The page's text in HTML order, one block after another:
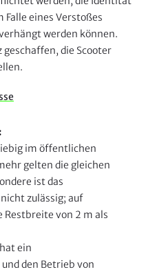
Falle eines Verstoßes
werden können.
geschaffen, die Scooter
im öffentlichen
gelten die gleichen
ist das
zulässig; auf
Restbreite von 2 m als
ein
den Betrieb von